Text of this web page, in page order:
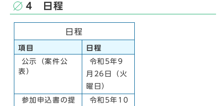
4 日程
日程
項目
日程
公示（案件公
表）
令和5年9
月26日（火
曜日）
参加申込書の提
令和5年10